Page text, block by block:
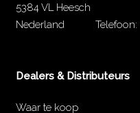
5384 VL Heesch
Nederland
Telefoon:
Dealers & Distributeurs
Waar te koop